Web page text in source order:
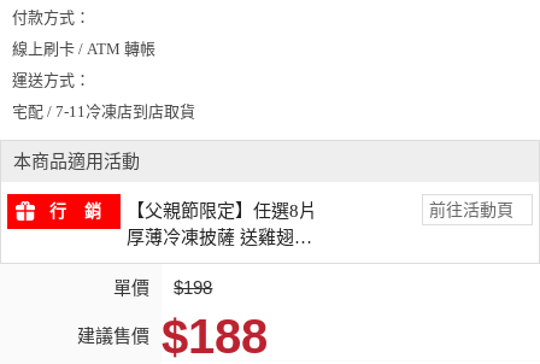
付款方式：
線上刷卡 / ATM 轉帳
運送方式：
宅配 / 7-11冷凍店到店取貨
本商品適用活動
行 銷
【父親節限定】任選8片
厚薄冷凍披薩 送雞翅乙
份
前往活動頁
單價 $198
建議售價 $188